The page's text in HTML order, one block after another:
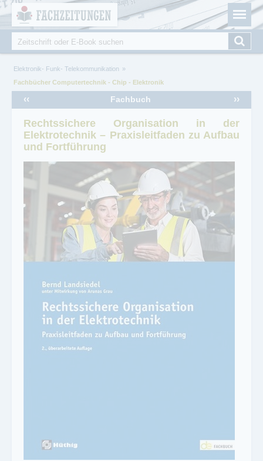
Fachzeitungen.de - Das unabhängige Portal für
Fachmagazine Fachpublikationen & eBooks
Suchformular
Suche
Sie sind hier
Elektronik- Funk- Telekommunikation
Fachbücher Computertechnik - Chip - Elektronik
Fachbuch
‹‹ ››
Rechtssichere Organisation in der
Elektrotechnik – Praxisleitfaden zu Aufbau
und Fortführung
Cookie-Einstellungen